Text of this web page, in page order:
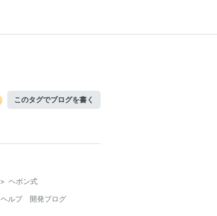
このタグでブログを書く
> ヘボン式
ヘルプ
開発ブログ